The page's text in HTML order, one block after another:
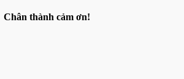
Chân thành cảm ơn!